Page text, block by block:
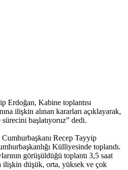
Erdoğan, Kabine toplantısı
ilişkin alınan kararları açıklayarak,
başlatıyoruz” dedi.
Recep Tayyip
Külliyesinde toplandı.
görüşüldüğü toplantı 3,5 saat
ilişkin düşük, orta, yüksek ve çok